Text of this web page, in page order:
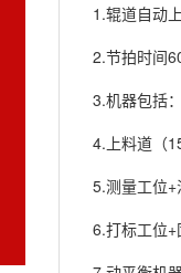
1.辊道自动
2.节拍时间
3.机器包括：
4.上料道（
5.测量工位
6.打标工位